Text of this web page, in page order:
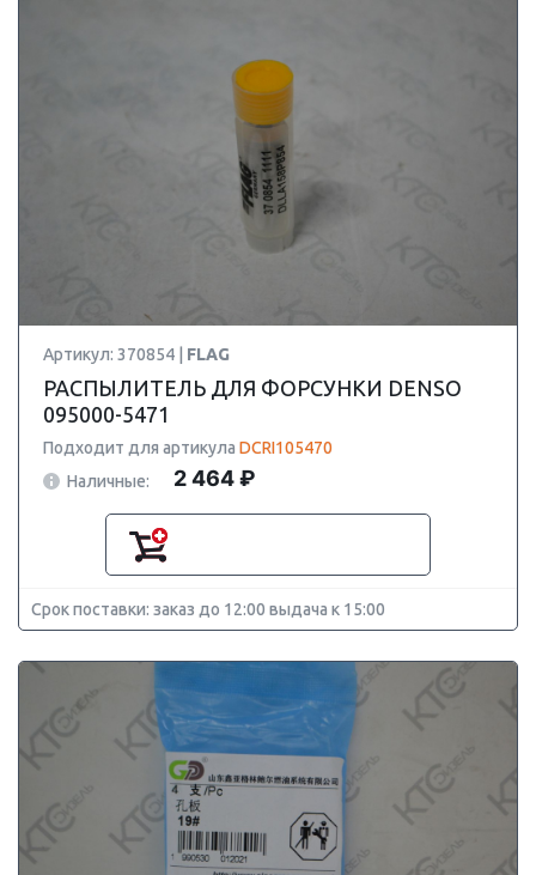
Артикул: 370854 | FLAG
РАСПЫЛИТЕЛЬ ДЛЯ ФОРСУНКИ DENSO
095000-5471
Подходит для артикула DCRI105470
Наличные:
2 464 ₽
Срок поставки: заказ до 12:00 выдача к 15:00